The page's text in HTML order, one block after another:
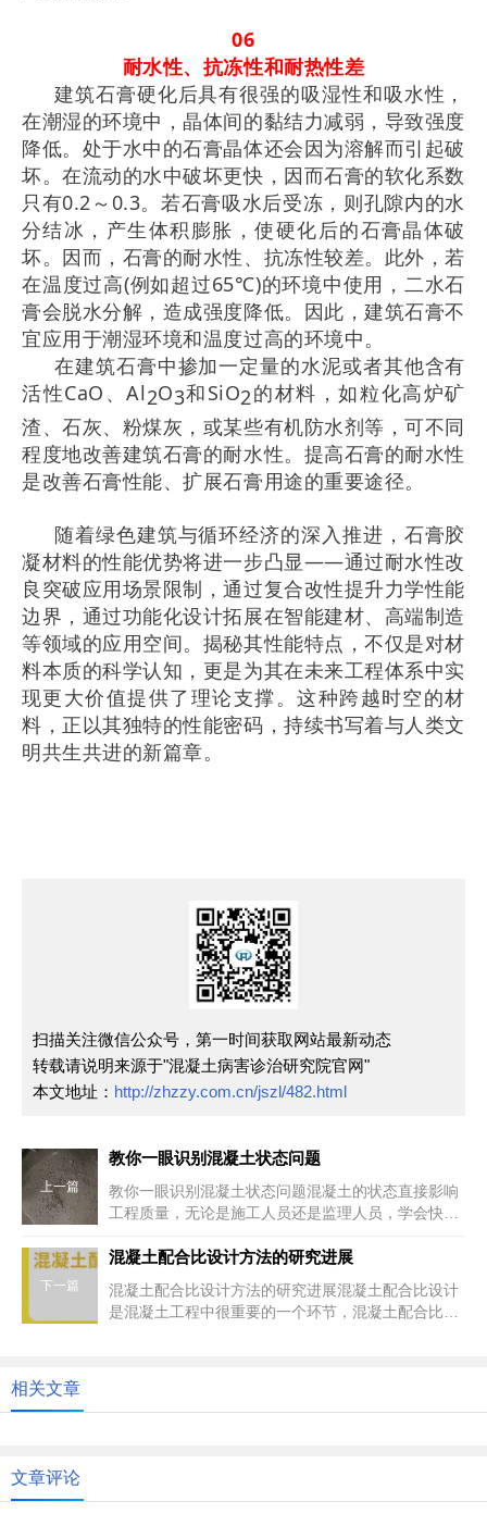
06
耐水性、抗冻性和耐热性差
建筑石膏硬化后具有很强的吸湿性和吸水性，
在潮湿的环境中，晶体间的黏结力减弱，导致强度
降低。处于水中的石膏晶体还会因为溶解而引起破
坏。在流动的水中破坏更快，因而石膏的软化系数
只有0.2～0.3。若石膏吸水后受冻，则孔隙内的水
分结冰，产生体积膨胀，使硬化后的石膏晶体破
坏。因而，石膏的耐水性、抗冻性较差。此外，若
在温度过高(例如超过65℃)的环境中使用，二水石
膏会脱水分解，造成强度降低。因此，建筑石膏不
宜应用于潮湿环境和温度过高的环境中。
在建筑石膏中掺加一定量的水泥或者其他含有
活性CaO、Al2O3和SiO2的材料，如粒化高炉矿
渣、石灰、粉煤灰，或某些有机防水剂等，可不同
程度地改善建筑石膏的耐水性。提高石膏的耐水性
是改善石膏性能、扩展石膏用途的重要途径。
随着绿色建筑与循环经济的深入推进，石膏胶
凝材料的性能优势将进一步凸显——通过耐水性改
良突破应用场景限制，通过复合改性提升力学性能
边界，通过功能化设计拓展在智能建材、高端制造
等领域的应用空间。揭秘其性能特点，不仅是对材
料本质的科学认知，更是为其在未来工程体系中实
现更大价值提供了理论支撑。这种跨越时空的材
料，正以其独特的性能密码，持续书写着与人类文
明共生共进的新篇章。
扫描关注微信公众号，第一时间获取网站最新动态
转载请说明来源于"混凝土病害诊治研究院官网"
本文地址： http://zhzzy.com.cn/jszl/482.html
上一篇
教你一眼识别混凝土状态问题
教你一眼识别混凝土状态问题混凝土的状态直接影响
工程质量，无论是施工人员还是监理人员，学会快速
下一篇
混凝土配合比设计方法的研究进展
混凝土配合比设计方法的研究进展混凝土配合比设计
是混凝土工程中很重要的一个环节，混凝土配合比设
相关文章
文章评论